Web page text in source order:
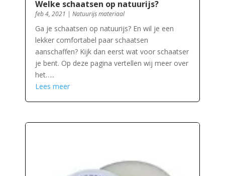
Welke schaatsen op natuurijs?
feb 4, 2021 | Natuurijs materiaal
Ga je schaatsen op natuurijs? En wil je een
lekker comfortabel paar schaatsen
aanschaffen? Kijk dan eerst wat voor schaatser
je bent. Op deze pagina vertellen wij meer over
het…..
Lees meer